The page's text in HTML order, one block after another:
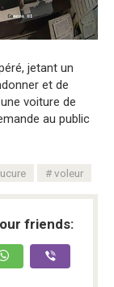
jetant un
et de
voiture de
au public
voleur
friends: